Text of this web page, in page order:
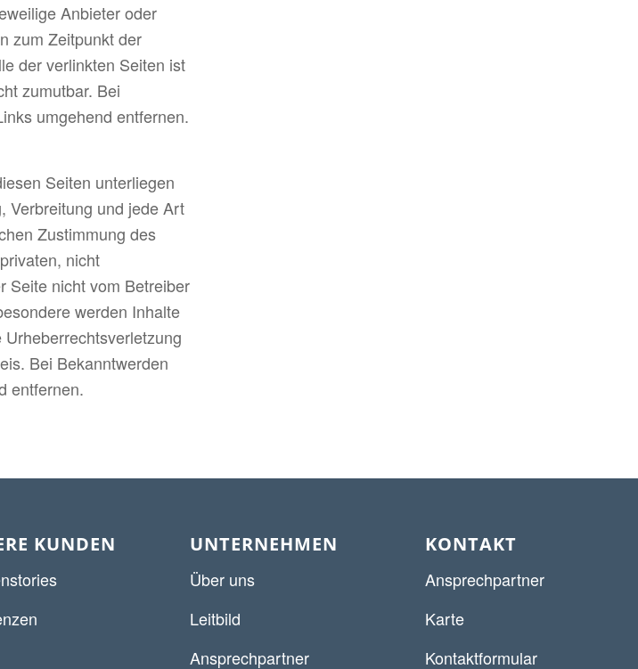
Anbieter oder
zum Zeitpunkt der
der verlinkten Seiten ist
zumutbar. Bei
umgehend entfernen.
Seiten unterliegen
Verbreitung und jede Art
Zustimmung des
nicht
Seite nicht vom Betreiber
werden Inhalte
Bei Bekanntwerden
entfernen.
KUNDEN UNTERNEHMEN
Über uns
Leitbild
Ansprechpartner
KONTAKT
Ansprechpartner
Karte
Kontaktformular